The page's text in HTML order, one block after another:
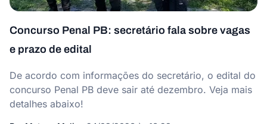
Concurso Penal PB: secretário fala sobre vagas
e prazo de edital
De acordo com informações do secretário, o edital do
concurso Penal PB deve sair até dezembro. Veja mais
detalhes abaixo!